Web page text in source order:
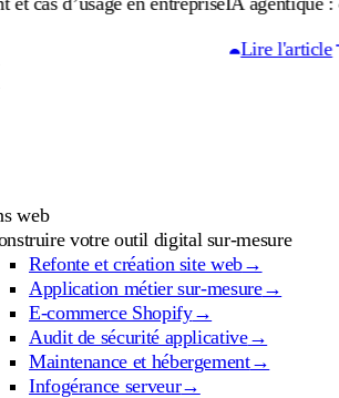
Lire l'article
web
votre outil digital sur-mesure
Refonte et création site web→
Application métier sur-mesure→
E-commerce Shopify→
Audit de sécurité applicative→
Maintenance et hébergement→
Infogérance serveur→